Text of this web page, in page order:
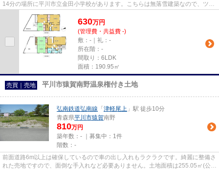
14分の場所に平川市立金田小学校があります。こちらは無落雪建築なので、ツラ
630万円
(管理費・共益費 -)
敷：-｜礼：-
所在階：-
間取り：6LDK
面積：190.95㎡
売買｜売地 平川市猿賀南野温泉権付き土地
弘南鉄道弘南線 「 津軽尾上 」駅 徒歩10分
青森県平川市猿賀南野
810万円
築年数：- ｜募集中： 1件
階数：-
前面道路6m以上は確保しているので車の出し入れもラクラクです。綺麗に整備さ
れた売地ですので、面倒な手入れなど必要ありません。土地面積は255.05㎡(公